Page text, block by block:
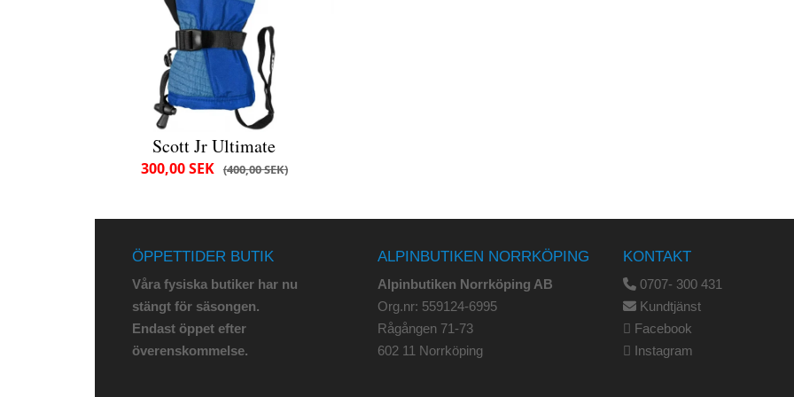
Scott Jr Ultimate
400,00 SEK
300,00 SEK
ÖPPETTIDER BUTIK
Våra fysiska butiker har nu
stängt för säsongen.
Endast öppet efter
överenskommelse.
ALPINBUTIKEN NORRKÖPING
Alpinbutiken Norrköping AB
Org.nr: 559124-6995
Rågången 71-73
602 11 Norrköping
KONTAKT
0707- 300 431
Kundtjänst
Facebook
Instagram